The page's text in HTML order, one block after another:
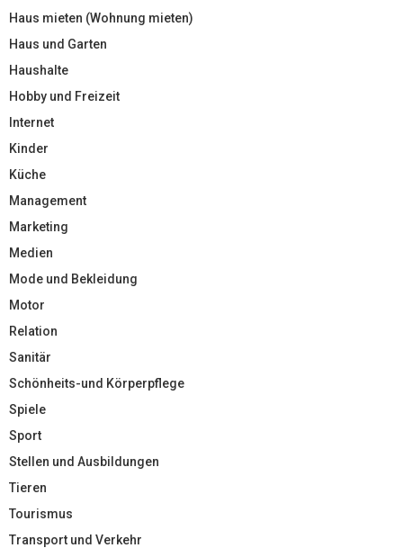
Haus mieten (Wohnung mieten)
Haus und Garten
Haushalte
Hobby und Freizeit
Internet
Kinder
Küche
Management
Marketing
Medien
Mode und Bekleidung
Motor
Relation
Sanitär
Schönheits-und Körperpflege
Spiele
Sport
Stellen und Ausbildungen
Tieren
Tourismus
Transport und Verkehr